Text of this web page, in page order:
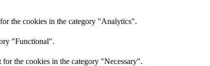
the cookies in the category "Analytics".
"Functional".
the cookies in the category "Necessary".